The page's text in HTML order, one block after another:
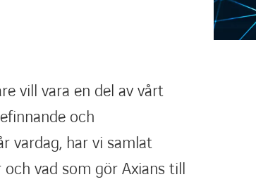
vill vara en del av vårt
och
vardag, har vi samlat
vad som gör Axians till